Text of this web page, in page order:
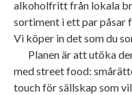
alkoholfritt från lokala
sortiment i ett par påsar
Vi köper in det som du
Planen är att utöka
med street food:
touch för sällskap som